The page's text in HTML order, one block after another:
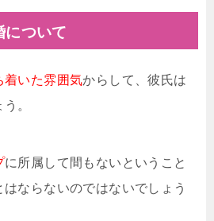
について
着いた雰囲気からして、彼氏は
。
に所属して間もないということ
ならないのではないでしょう